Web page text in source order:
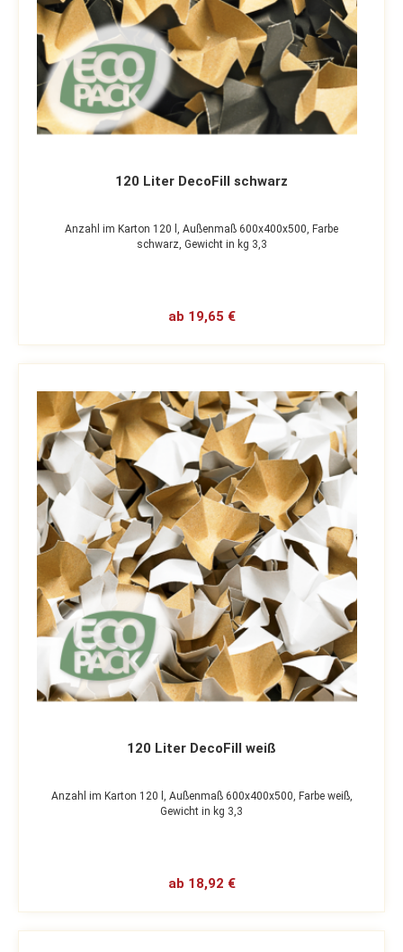
120 Liter DecoFill schwarz
Anzahl im Karton 120 l, Außenmaß 600x400x500, Farbe
schwarz, Gewicht in kg 3,3
ab 19,65 €
120 Liter DecoFill weiß
Anzahl im Karton 120 l, Außenmaß 600x400x500, Farbe weiß,
Gewicht in kg 3,3
ab 18,92 €